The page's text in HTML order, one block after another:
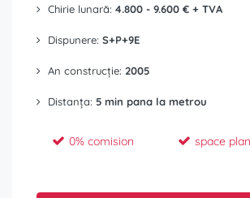
Chirie lunară: 4.800 - 9.600 € + TVA
Dispunere: S+P+9E
An construcție: 2005
Distanța: 5 min pana la metrou
0% comision space